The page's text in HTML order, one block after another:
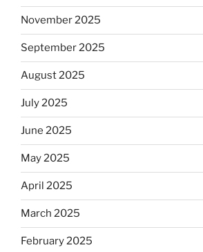
November 2025
September 2025
August 2025
July 2025
June 2025
May 2025
April 2025
March 2025
February 2025